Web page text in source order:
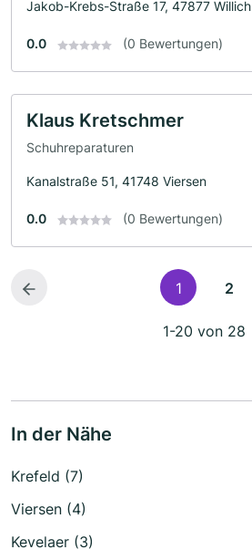
Jakob-Krebs-Straße 17, 47877 Willich
0.0 (0 Bewertungen)
Klaus Kretschmer
Schuhreparaturen
Kanalstraße 51, 41748 Viersen
0.0 (0 Bewertungen)
1 2
1-20 von 28
In der Nähe
Krefeld (7)
Viersen (4)
Kevelaer (3)